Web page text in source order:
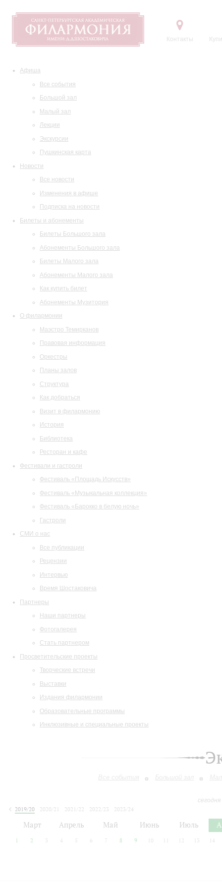
Контакты
Афиша
Все события
Большой зал
Малый зал
Лекции
Экскурсии
Пушкинская карта
Новости
Все новости
Изменения в афише
Подписка на новости
Билеты и абонементы
Билеты Большого зала
Абонементы Большого зала
Билеты Малого зала
Абонементы Малого зала
Как купить билет
Абонементы Музитория
О филармонии
Маэстро Темирканов
Правовая информация
Оркестры
Планы залов
Структура
Как добраться
Визит в филармонию
История
Библиотека
Ресторан и кафе
Фестивали и гастроли
Фестиваль «Площадь Искусств»
Фестиваль «Музыкальная коллекция»
Фестиваль «Барокко в белую ночь»
Гастроли
СМИ о нас
Все публикации
Рецензии
Интервью
Время Шостаковича
Партнеры
Наши партнеры
Фотогалерея
Стать партнером
Просветительские проекты
Творческие встречи
Выставки
Издания филармонии
Образовательные программы
Инклюзивные и специальные проекты
Все события Большой зал
2019/20
2020/21 2021/22 2022/23
2023/24
Март Апрель Май Июнь Июль
1 2 3 4 5 6 7 8 9 10 12 13 14